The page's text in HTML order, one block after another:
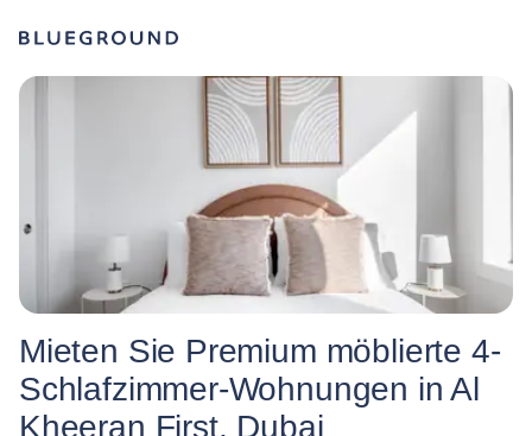
Mieten Sie Premium möblierte 4-
Schlafzimmer-Wohnungen in Al
Kheeran First, Dubai